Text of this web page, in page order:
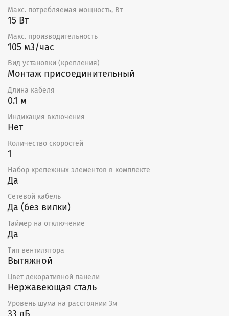
Макс. потребляемая мощность, Вт
15 Вт
Макс. производительность
105 м3/час
Вид установки (крепления)
Монтаж присоединительный
Длина кабеля
0.1 м
Индикация включения
Нет
Количество скоростей
1
Набор крепежных элементов в комплекте
Да
Сетевой кабель
Да (без вилки)
Таймер на отключение
Да
Тип вентилятора
Вытяжной
Цвет декоративной панели
Нержавеющая сталь
Уровень шума на расстоянии 3м